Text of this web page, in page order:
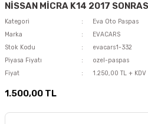
NİSSAN MİCRA K14 2017
Kategori
Eva Oto Paspas
Marka
EVACARS
Stok Kodu
evacars1-332
Piyasa Fiyatı
ozel-paspas
Fiyat
1.250,00 TL + KDV
1.500,00 TL